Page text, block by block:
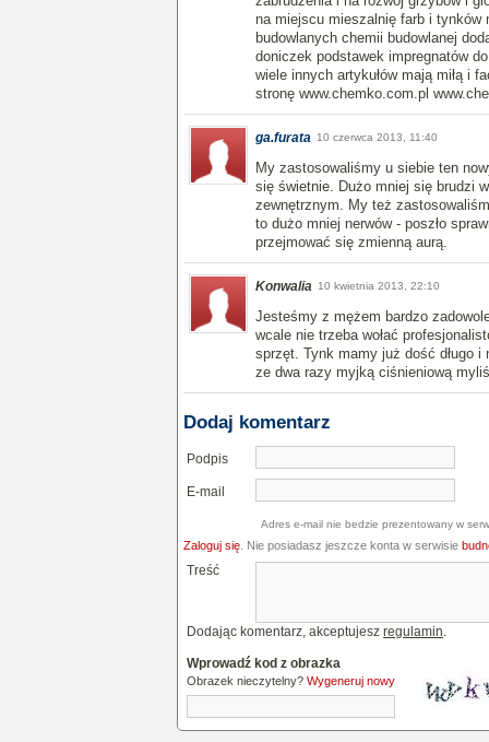
na miejscu mieszalnię farb i tynków
budowlanych chemii budowlanej
doniczek podstawek impregnatów
wiele innych artykułów mają miłą i
stronę www.chemko.com.pl
ga.furata 10 czerwca 2013, 11:40
My zastosowaliśmy u siebie ten
się świetnie. Dużo mniej się brudzi
zewnętrznym. My też
to dużo mniej nerwów - poszło
przejmować się zmienną aurą.
Konwalia 10 kwietnia 2013, 22:10
Jesteśmy z mężem bardzo
wcale nie trzeba wołać
sprzęt. Tynk mamy już dość długo i
ze dwa razy myjką ciśnieniową
Dodaj komentarz
Podpis
E-mail
Adres e-mail nie bedzie prezentowany w
Zaloguj się . Nie posiadasz jeszcze konta w serwisie
Treść
Dodając komentarz, akceptujesz regulamin.
Wprowadź kod z obrazka
Obrazek nieczytelny? Wygeneruj nowy